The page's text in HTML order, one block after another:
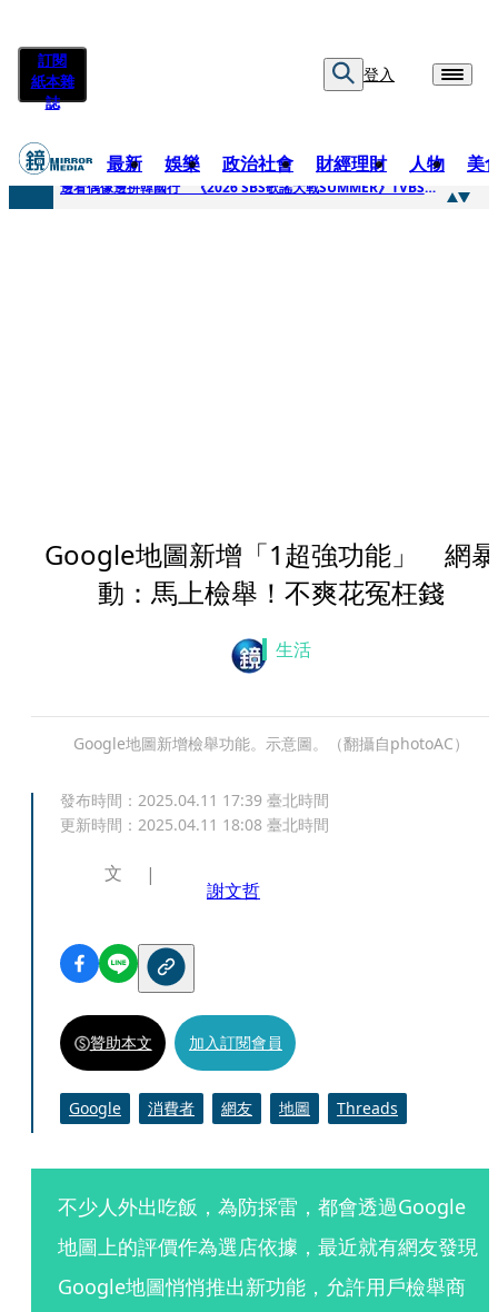
訂閱
紙本雜
誌
登入
最新 娛樂 政治社會 財經理財 人物 美
快訊
邊看偶像邊拚韓國行 《2026 SBS歌謠大戰SUMMER》TVBS直播祭追星福利
Google地圖新增「1超強功能」 網暴
動：馬上檢舉！不爽花冤枉錢
生活
Google地圖新增檢舉功能。示意圖。（翻攝自photoAC）
發布時間： 2025.04.11 17:39 臺北時間
更新時間： 2025.04.11 18:08 臺北時間
文
謝文哲
贊助本文 加入訂閱會員
Google 消費者 網友 地圖 Threads
不少人外出吃飯，為防採雷，都會透過Google
地圖上的評價作為選店依據，最近就有網友發現
Google地圖悄悄推出新功能，允許用戶檢舉商